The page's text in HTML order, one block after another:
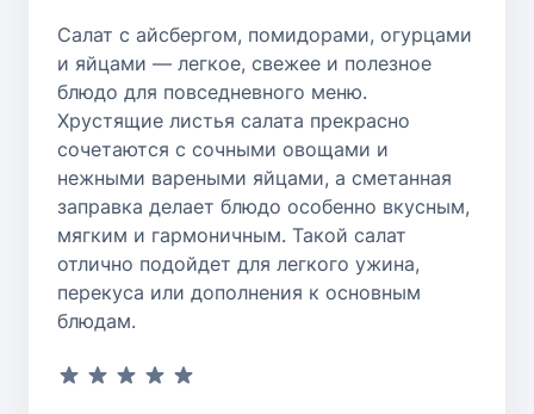
Салат с айсбергом, помидорами, огурцами
и яйцами — легкое, свежее и полезное
блюдо для повседневного меню.
Хрустящие листья салата прекрасно
сочетаются с сочными овощами и
нежными вареными яйцами, а сметанная
заправка делает блюдо особенно вкусным,
мягким и гармоничным. Такой салат
отлично подойдет для легкого ужина,
перекуса или дополнения к основным
блюдам.